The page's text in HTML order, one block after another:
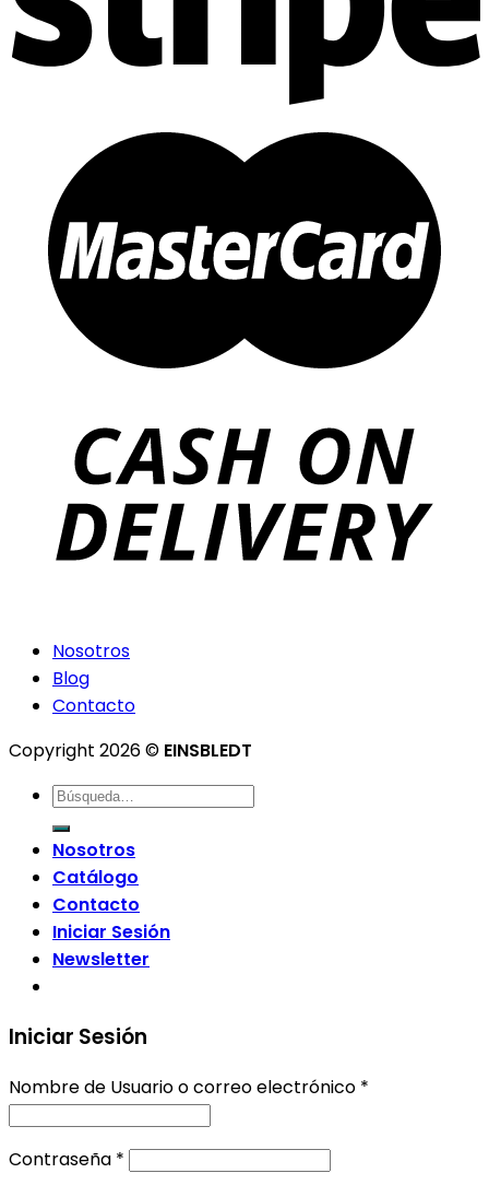
Nosotros
Blog
Contacto
Copyright 2026 © EINSBLEDT
Nosotros
Catálogo
Contacto
Iniciar Sesión
Newsletter
Iniciar Sesión
Nombre de Usuario o correo electrónico *
Contraseña *